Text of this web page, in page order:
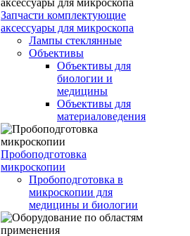
Запчасти комплектующие
аксессуары для микроскопа
Лампы стеклянные
Объективы
Объективы для
биологии и
медицины
Объективы для
материаловедения
Пробоподготовка
микроскопии
Пробоподготовка в
микроскопии для
медицины и биологии